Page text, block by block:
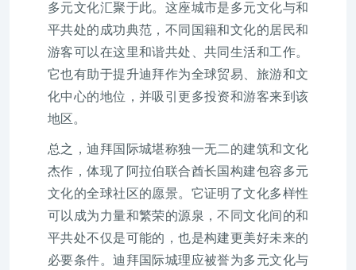
多元文化汇聚于此。这座城市是多元文化与和
平共处的成功典范，不同国籍和文化的居民和
游客可以在这里和谐共处、共同生活和工作。
它也有助于提升迪拜作为全球贸易、旅游和文
化中心的地位，并吸引更多投资和游客来到该
地区。
总之，迪拜国际城堪称独一无二的建筑和文化
杰作，体现了阿拉伯联合酋长国构建包容多元
文化的全球社区的愿景。它证明了文化多样性
可以成为力量和繁荣的源泉，不同文化间的和
平共处不仅是可能的，也是构建更美好未来的
必要条件。迪拜国际城理应被誉为多元文化与